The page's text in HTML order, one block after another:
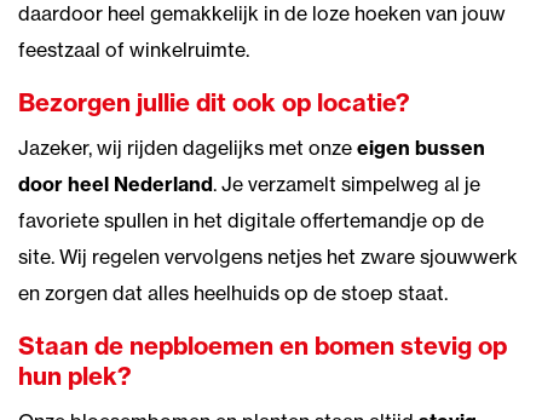
daardoor heel gemakkelijk in de loze hoeken van jouw
feestzaal of winkelruimte.
Bezorgen jullie dit ook op locatie?
Jazeker, wij rijden dagelijks met onze eigen bussen
door heel Nederland. Je verzamelt simpelweg al je
favoriete spullen in het digitale offertemandje op de
site. Wij regelen vervolgens netjes het zware sjouwwerk
en zorgen dat alles heelhuids op de stoep staat.
Staan de nepbloemen en bomen stevig op
hun plek?